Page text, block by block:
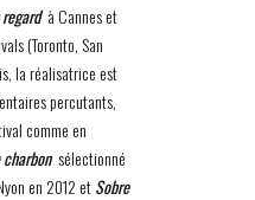
à Cannes et
(Toronto, San
la réalisatrice est
percutants,
comme en
charbonsélectionné
en 2012 etSobre